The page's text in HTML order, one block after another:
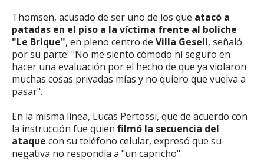
Thomsen, acusado de ser uno de los que atacó a
patadas en el piso a la víctima frente al boliche
"Le Brique", en pleno centro de Villa Gesell, señaló
por su parte: "No me siento cómodo ni seguro en
hacer una evaluación por el hecho de que ya violaron
muchas cosas privadas mías y no quiero que vuelva a
pasar".
En la misma línea, Lucas Pertossi, que de acuerdo con
la instrucción fue quien filmó la secuencia del
ataque con su teléfono celular, expresó que su
negativa no respondía a "un capricho".